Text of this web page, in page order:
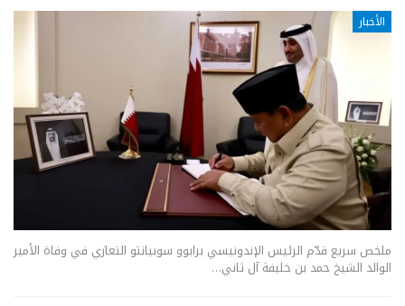
الأخبار
ملخص سريع قدّم الرئيس الإندونيسي برابوو سوبيانتو التعازي في وفاة الأمير
الوالد الشيخ حمد بن خليفة آل ثاني…